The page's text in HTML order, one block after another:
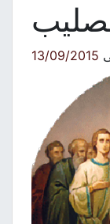
13/09/2015